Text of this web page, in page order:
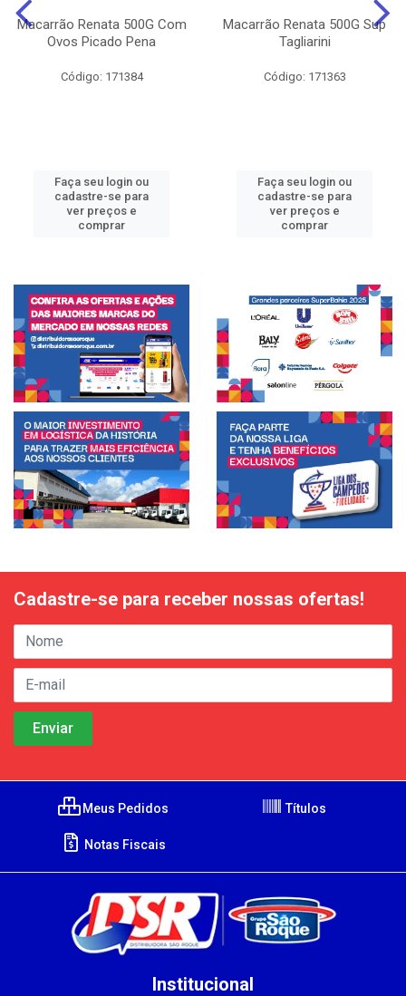
Macarrão Renata 500G Com
Ovos Picado Pena
Código: 171384
Faça seu login ou
cadastre-se para
ver preços e
comprar
Macarrão Renata 500G Sup
Tagliarini
Código: 171363
Faça seu login ou
cadastre-se para
ver preços e
comprar
Cadastre-se para receber nossas ofertas!
Meus Pedidos Títulos
Notas Fiscais
Institucional